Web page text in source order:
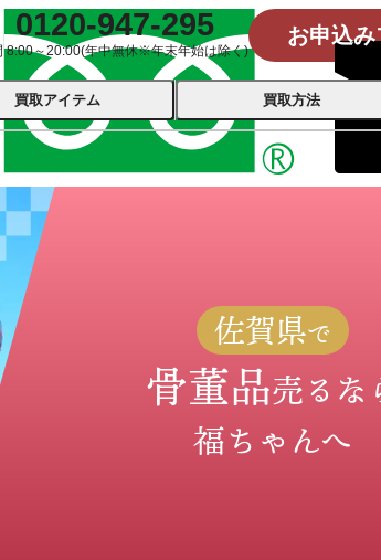
0120-947-295
8:00～20:00(年中無休※年末年始は除く)
お申込
買取アイテム
洋服
記念硬貨
買取方法
会社概要
佐賀県で
骨董品売るな
福ちゃんへ